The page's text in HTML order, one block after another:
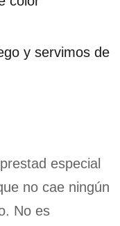
y servimos de
especial
no cae ningún
No es